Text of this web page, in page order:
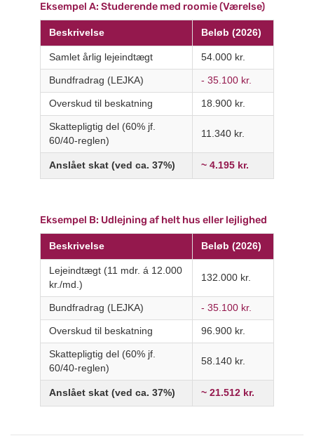
Eksempel A: Studerende med roomie (Værelse)
Beskrivelse Beløb (2026)
Samlet årlig lejeindtægt 54.000 kr.
Bundfradrag (LEJKA) - 35.100 kr.
Overskud til beskatning 18.900 kr.
Skattepligtig del (60% jf.
60/40-reglen)
11.340 kr.
Anslået skat (ved ca. 37%) ~ 4.195 kr.
Eksempel B: Udlejning af helt hus eller lejlighed
Beskrivelse Beløb (2026)
Lejeindtægt (11 mdr. á 12.000
kr./md.)
132.000 kr.
Bundfradrag (LEJKA) - 35.100 kr.
Overskud til beskatning 96.900 kr.
Skattepligtig del (60% jf.
60/40-reglen)
58.140 kr.
Anslået skat (ved ca. 37%) ~ 21.512 kr.